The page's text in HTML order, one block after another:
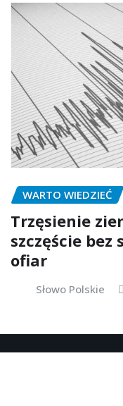
WARTO WIEDZIEĆ
Trzęsienie
szczęście
ofiar
Słowo Polskie